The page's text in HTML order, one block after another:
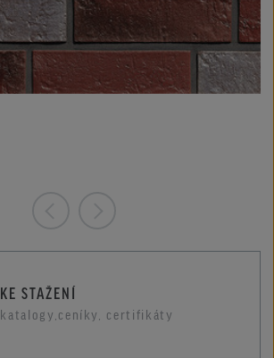
KE STAŽENÍ
katalogy,ceníky, certifikáty